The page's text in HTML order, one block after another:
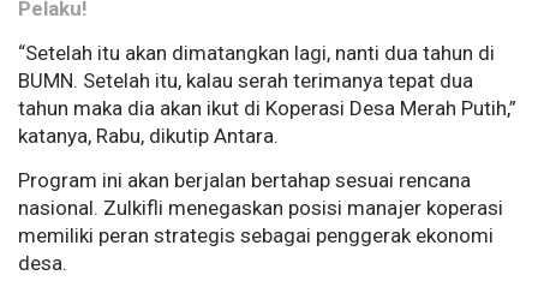
Pelaku!
“Setelah itu akan dimatangkan lagi, nanti dua tahun di
BUMN. Setelah itu, kalau serah terimanya tepat dua
tahun maka dia akan ikut di Koperasi Desa Merah Putih,”
katanya, Rabu, dikutip Antara.
Program ini akan berjalan bertahap sesuai rencana
nasional. Zulkifli menegaskan posisi manajer koperasi
memiliki peran strategis sebagai penggerak ekonomi
desa.